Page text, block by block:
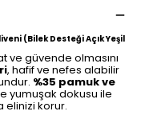
(Bilek Desteği Açık Yeşil
ve güvende olmasını
, hafif ve nefes alabilir
%35 pamuk ve
yumuşak dokusu ile
elinizi korur.